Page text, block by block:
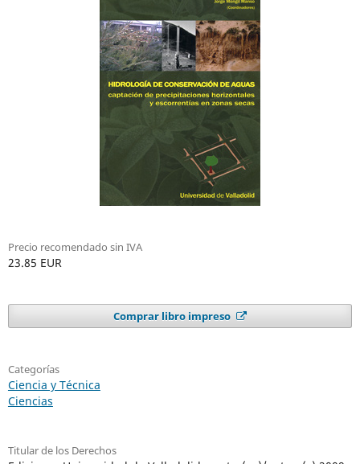
Precio recomendado sin IVA
23.85 EUR
Comprar libro impreso
Categorías
Ciencia y Técnica
Ciencias
Titular de los Derechos